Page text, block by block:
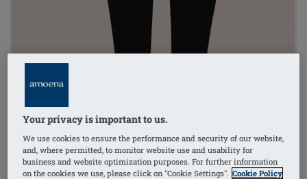
Your privacy is important to us.
We use cookies to ensure the performance and security of our website,
and, where permitted, to monitor website use and usability for
business and website optimization purposes. For further information
on the cookies we use, please click on "Cookie Settings". Cookie Policy